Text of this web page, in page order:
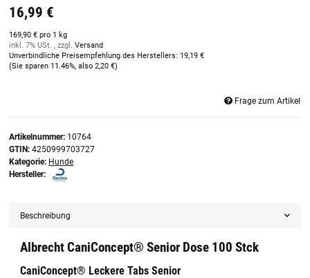
16,99 €
169,90 € pro 1 kg
inkl. 7% USt. , zzgl. Versand
Unverbindliche Preisempfehlung des Herstellers: 19,19 €
(Sie sparen 11.46%, also 2,20 €)
Frage zum Artikel
Artikelnummer: 10764
GTIN: 4250999703727
Kategorie: Hunde
Hersteller:
Beschreibung
Albrecht CaniConcept® Senior Dose 100 Stck
CaniConcept® Leckere Tabs Senior